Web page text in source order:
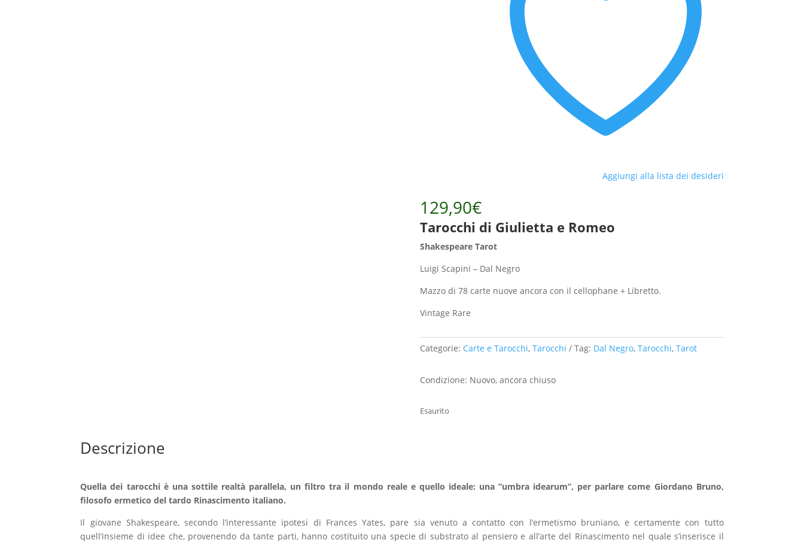
Aggiungi alla lista dei desideri
129,90€
Tarocchi di Giulietta e Romeo
Shakespeare Tarot
Luigi Scapini – Dal Negro
Mazzo di 78 carte nuove ancora con il cellophane + Libretto.
Vintage Rare
Categorie: Carte e Tarocchi, Tarocchi Tag: Dal Negro, Tarocchi, Tarot
Condizione: Nuovo, ancora chiuso
Esaurito
Descrizione
Quella dei tarocchi è una sottile realtà parallela, un filtro tra il mondo reale e quello ideale: una “umbra idearum”, per parlare come Giordano Bruno,
filosofo ermetico del tardo Rinascimento italiano.
Il giovane Shakespeare, secondo l’interessante ipotesi di Frances Yates, pare sia venuto a contatto con l’ermetismo bruniano, e certamente con tutto
quell’insieme di idee che, provenendo da tante parti, hanno costituito una specie di substrato al pensiero e all’arte del Rinascimento nel quale s’inserisce il